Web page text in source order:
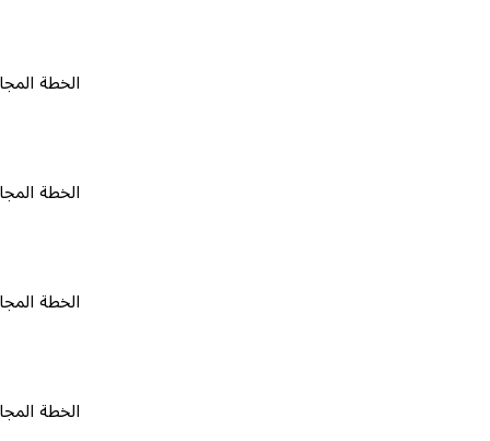
الخطة المجانية ٠
الخطة المجانية ٠
الخطة المجانية ٠
الخطة المجانية ٠